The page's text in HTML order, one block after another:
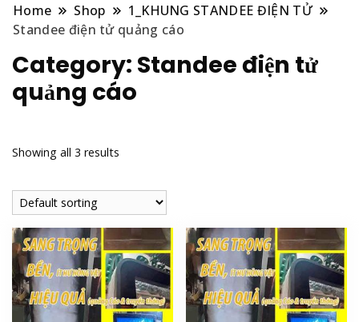
Home Shop
1_KHUNG STANDEE ĐIỆN TỬ
Standee điện tử quảng cáo
Category: Standee điện tử
quảng cáo
Showing all 3 results